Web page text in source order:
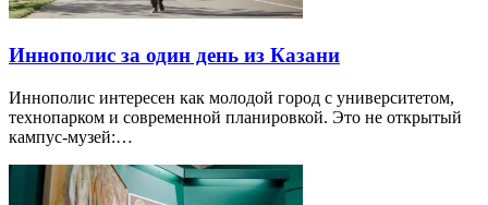
Иннополис за один день из Казани
Иннополис интересен как молодой город с университетом,
технопарком и современной планировкой. Это не открытый
кампус-музей:…